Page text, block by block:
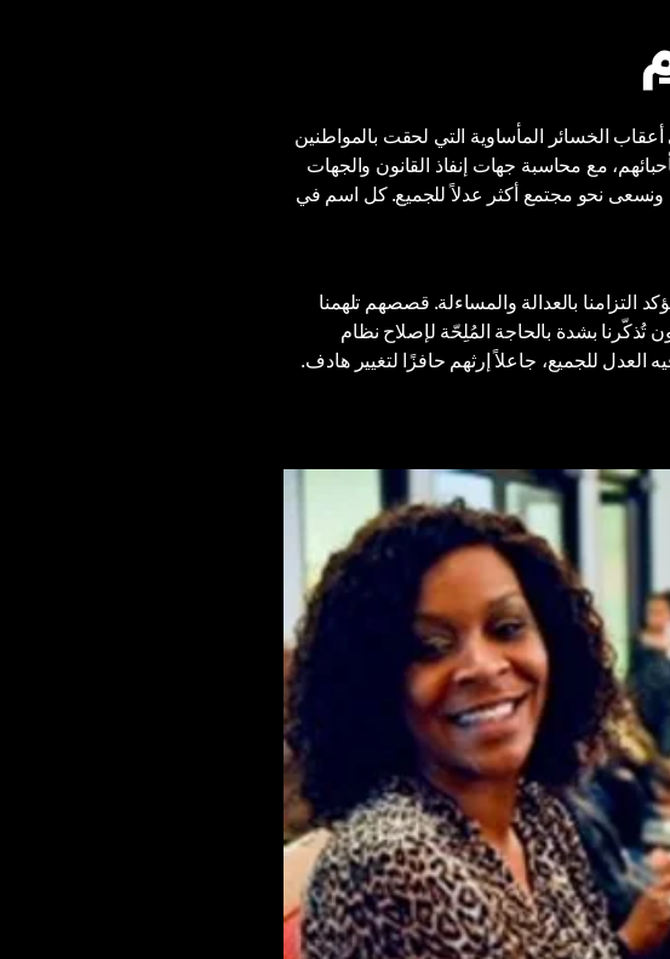
الخسائر المأساوية التي لحقت بالمواطنين
مع محاسبة جهات إنفاذ القانون والجهات
ونسعى نحو مجتمع أكثر عدلاً للجميع. كل اسم في
التزامنا بالعدالة والمساءلة. قصصهم تلهمنا
تُذكّرنا بشدة بالحاجة المُلِحّة لإصلاح نظام
للجميع، جاعلاً إرثهم حافزًا لتغيير هادف.